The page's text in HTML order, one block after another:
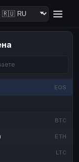
EOS
BTC
ETH
LTC